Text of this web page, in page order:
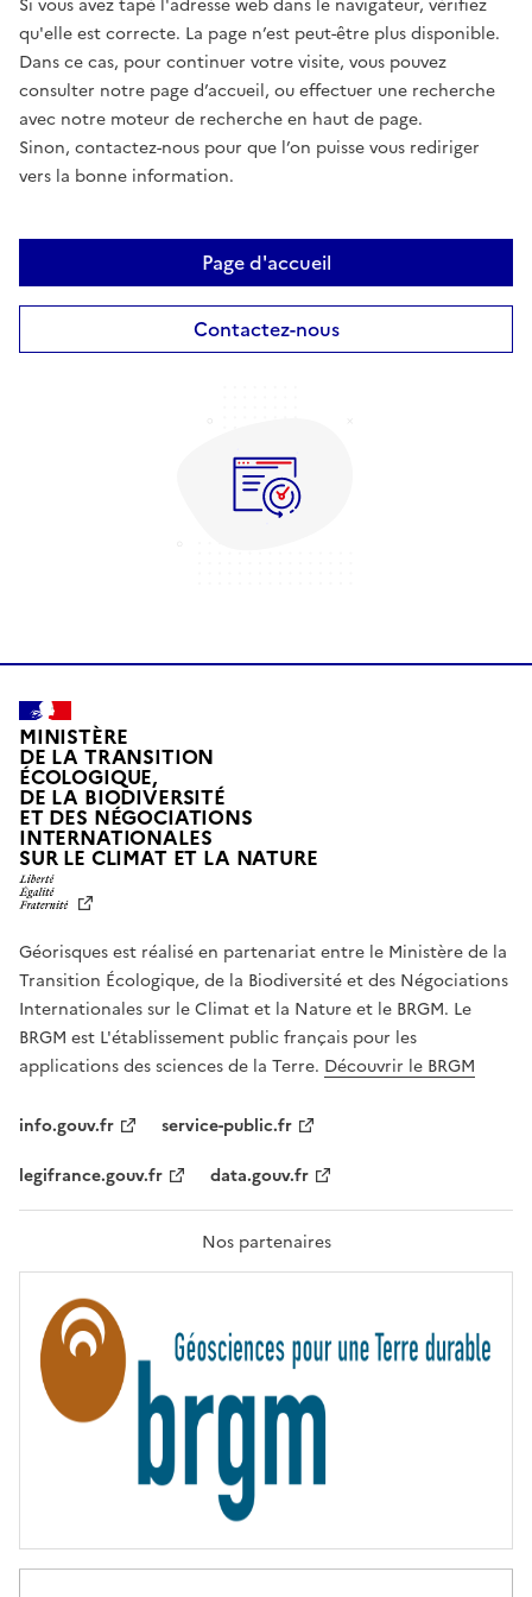
Si vous avez tapé l'adresse web dans le navigateur, vérifiez
qu'elle est correcte. La page n’est peut-être plus disponible.
Dans ce cas, pour continuer votre visite, vous pouvez
consulter notre page d’accueil, ou effectuer une recherche
avec notre moteur de recherche en haut de page.
Sinon, contactez-nous pour que l’on puisse vous rediriger
vers la bonne information.
Page d'accueil
Contactez-nous
MINISTÈRE
DE LA TRANSITION
ÉCOLOGIQUE,
DE LA BIODIVERSITÉ
ET DES NÉGOCIATIONS
INTERNATIONALES
SUR LE CLIMAT ET LA NATUREL
T
É
,
É
G
A
L
F
A
T
R
T
É
Géorisques est réalisé en partenariat entre le Ministère de la
Transition Écologique, de la Biodiversité et des Négociations
Internationales sur le Climat et la Nature et le BRGM. Le
BRGM est L'établissement public français pour les
applications des sciences de la Terre. Découvrir le BRGM
info.gouv.fr
service-public.fr
legifrance.gouv.fr
data.gouv.fr
Nos partenaires